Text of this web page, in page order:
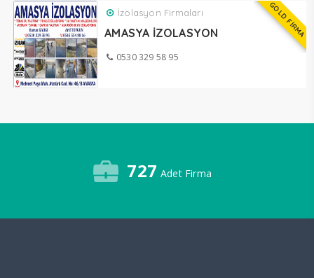
GOLD FİRMA
İzolasyon Firmaları
AMASYA İZOLASYON
0530 329 58 95
727 Adet Firma